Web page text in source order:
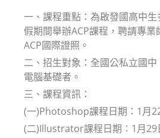
一、課程重點：為啟發國高中
假期間舉辦ACP課程，聘請專
ACP國際證照。
二、招生對象：全國公私立國
電腦基礎者。
三、課程資訊：
(一)Photoshop課程日期：1月
(二)Illustrator課程日期︰1月29